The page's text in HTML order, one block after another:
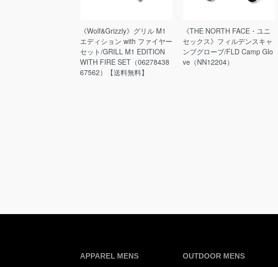
《Wolf&Grizzly》グリル M1
エディション with ファイヤー
セット/GRILL M1 EDITION
WITH FIRE SET（06278438
67562）【送料無料】
《THE NORTH FACE・ユニ
セックス》フィルデンスキャ
ンプグローブ/FLD Camp Glo
ve（NN12204）
APPAREL MENS
OUTDOOR MENS